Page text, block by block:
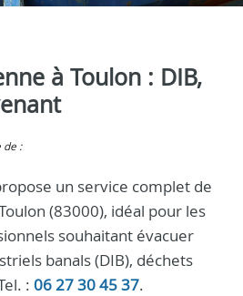
à Toulon : DIB,
de :
un service complet de
(83000), idéal pour les
souhaitant évacuer
banals (DIB), déchets
: 06 27 30 45 37.